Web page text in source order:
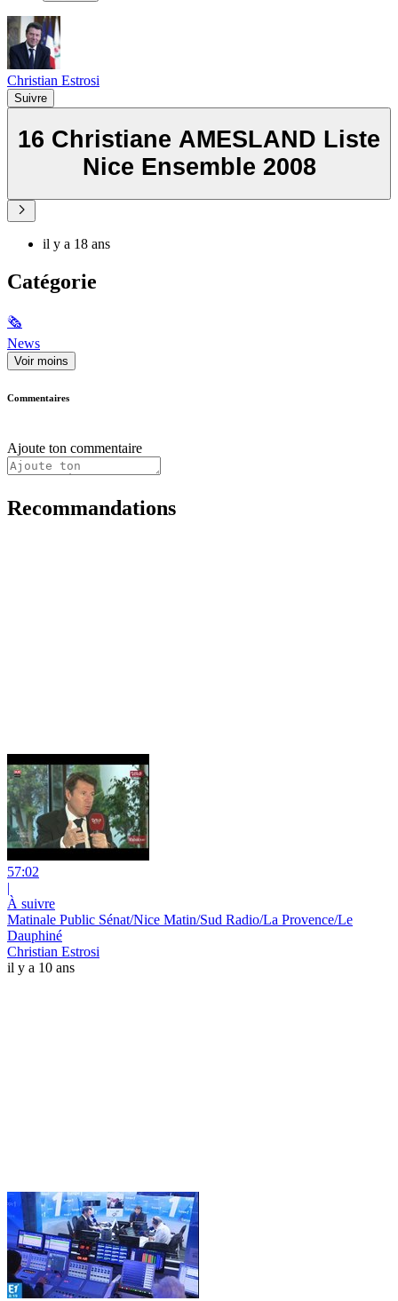
Christian Estrosi
Suivre
16 Christiane AMESLAND Liste
Nice Ensemble 2008
il y a 18 ans
Catégorie
🗞
News
Voir moins
Commentaires
Ajoute ton commentaire
Recommandations
57:02
|
À suivre
Matinale Public Sénat/Nice Matin/Sud Radio/La Provence/Le
Dauphiné
Christian Estrosi
il y a 10 ans